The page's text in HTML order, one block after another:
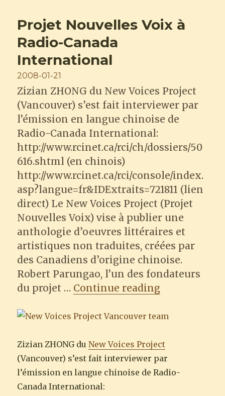
Projet Nouvelles Voix à
Radio-Canada
International
Posted
on
2008-01-21
Zizian ZHONG du New Voices Project
(Vancouver) s’est fait interviewer par
l’émission en langue chinoise de
Radio-Canada International:
http://www.rcinet.ca/rci/ch/dossiers/50
616.shtml (en chinois)
http://www.rcinet.ca/rci/console/index.
asp?langue=fr&IDExtraits=721811 (lien
direct) Le New Voices Project (Projet
Nouvelles Voix) vise à publier une
anthologie d’oeuvres littéraires et
artistiques non traduites, créées par
des Canadiens d’origine chinoise.
Robert Parungao, l’un des fondateurs
du projet … Continue reading“Projet
Zizian ZHONG duNew Voices Project
(Vancouver) s’est fait interviewer par
l’émission en langue chinoise de Radio-
Canada International: